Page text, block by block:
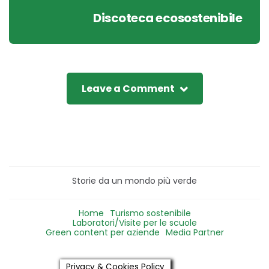
Discoteca ecosostenibile
Leave a Comment
Storie da un mondo più verde
Home Turismo sostenibile
Laboratori/Visite per le scuole
Green content per aziende Media Partner